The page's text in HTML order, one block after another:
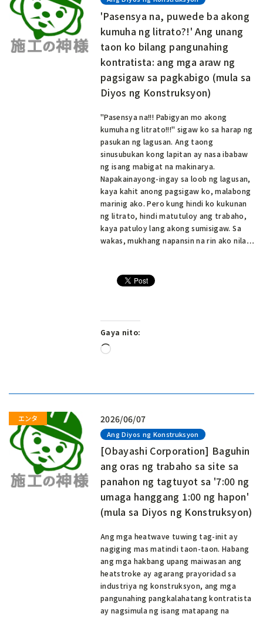
'Pasensya na, puwede ba akong
kumuha ng litrato?!' Ang unang
taon ko bilang pangunahing
kontratista: ang mga araw ng
pagsigaw sa pagkabigo (mula sa
Diyos ng Konstruksyon)
"Pasensya na!!! Pabigyan mo akong
kumuha ng litrato!!!" sigaw ko sa harap ng
pasukan ng lagusan. Ang taong
sinusubukan kong lapitan ay nasa ibabaw
ng isang mabigat na makinarya.
Napakainayong-ingay sa loob ng lagusan,
kaya kahit anong pagsigaw ko, malabong
marinig ako. Pero kung hindi ko kukunan
ng litrato, hindi matutuloy ang trabaho,
kaya patuloy lang akong sumisigaw. Sa
wakas, mukhang napansin na rin ako nila…
Gaya nito:
Naglo-
2026/06/07
Ang Diyos ng Konstruksyon
[Obayashi Corporation] Baguhin
ang oras ng trabaho sa site sa
panahon ng tagtuyot sa '7:00 ng
umaga hanggang 1:00 ng hapon'
(mula sa Diyos ng Konstruksyon)
Ang mga heatwave tuwing tag-init ay
nagiging mas matindi taon-taon. Habang
ang mga hakbang upang maiwasan ang
heatstroke ay agarang prayoridad sa
industriya ng konstruksyon, ang mga
pangunahing pangkalahatang kontratista
ay nagsimula ng isang matapang na